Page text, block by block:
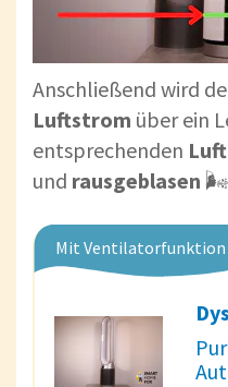
Anschließend wird
Luftstrom über ein
entsprechenden
und rausgeblasen
Mit Ventilatorfunktion